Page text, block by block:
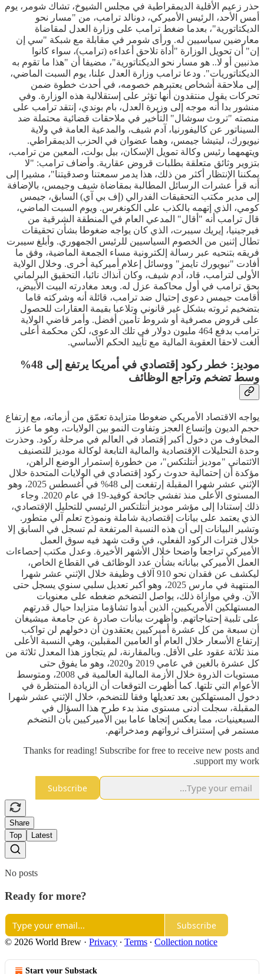
حذر زعيم الأقلية الديمقراطية في مجلس الشيوخ، تشاك شومر، يوم
أمس الأحد، الرئيس الأميركي، دونالد ترامب، من "مسار نحو
الديكتاتورية"، بعدما ضغط ترامب على وزارة العدل لمقاضاة
معارضين سياسيين له. ورأى شومر في مقابلة مع شبكة "سي إن
إن" أن تحويل الوزارة "أداة تلاحق أعداءه (ترامب)، سواء كانوا
مذنبين أو لا.. هو مسار نحو الديكتاتورية"، مضيفا أن "هذا ما تقوم به
الديكتاتوريات". ودعا ترامب وزارة العدل علنا، يوم السبت الماضي،
إلى ملاحقة أشخاص يعتبرهم خصومه، في أحدث خطوة ضمن
تحركات يقول منتقدون أنها تؤثر على إستقلالية هذه الوزارة. وفي
منشور بدا أنه موجه إلى وزيرة العدل، بام بوندي، إنتقد ترامب على
منصته "تروث سوشال" التأخير في ملاحقات قضائية محتملة ضد
السيناتور عن كاليفورنيا، آدم شيف، والمدعية العامة في ولاية
نيويورك، ليتيشا جيمس، وهما عضوان في الحزب الديمقراطي.
ويتهمهما رئيس وكالة تمويل الإسكان، بيل بولت، المعين من ترامب،
بتزوير وثائق متعلقة بطلبات قروض عقارية. وأضاف ترامب: "لا
يمكننا الإنتظار أكثر من ذلك، هذا يدمر سمعتنا وصدقيتنا"، مشيرا إلى
أنه قرأ عشرات الرسائل المطالبة بمقاضاة شيف وجيمس، بالإضافة
إلى مدير مكتب التحقيقات الفدرالي (إف بي آي) السابق، جيمس
كومي، الذي إتهمه بالكذب على الكونغرس. ويوم السبت الماضي،
قال ترامب أنه "أقال" المدعي العام في المنطقة الشرقية من
فيرجينيا، إيريك سيبرت، الذي كان يواجه ضغوطا بشأن تحقيقات
تطال إثنين من الخصوم السياسيين للرئيس الجمهوري. وأبلغ سيبرت
فريقه بتنحيه عبر رسالة إلكترونية مساء الجمعة الماضية، وفق ما
أفادت "نيويورك تايمز" ووسائل إعلام أميركية أخرى. وخلال الولاية
الأولى لترامب، قاد، آدم شيف، وكان آنذاك نائبا، التحقيق البرلماني
بحق ترامب في أول محاكمة عزل له. وبعد مغادرته البيت الأبيض،
أقامت جيمس دعوى إحتيال ضد ترامب، قائلة أنه وشركته قاما
بتضخيم ثروته بشكل غير قانوني وتلاعبا بقيمة العقارات للحصول
على قروض مصرفية أو شروط تأمين أفضل. وأمر قاضي الولاية
ترامب بدفع 464 مليون دولار في تلك الدعوى، لكن محكمة أعلى
ألغت لاحقا العقوبة المالية مع تأييد الحكم الأساسي.
موديز: خطر ركود إقتصادي في أمريكا يرتفع إلى 48%
وسط تضخم وتراجع الوظائف
يواجه الاقتصاد الأمريكي ضغوطا متزايدة تعمّق من أزماته، مع إرتفاع
حجم الديون وإتساع العجز وتفاوت النمو بين الولايات، وهو ما عزز
المخاوف من دخول أكبر إقتصاد في العالم في مرحلة ركود. وحذرت
وحدة التحليلات الإقتصادية والمالية التابعة لوكالة موديز للتصنيف
الائتماني "موديز أنتلتكس"، من خطورة إستمرار الوضع الراهن،
مؤكدة أن إحتمالية حدوث ركود إقتصادي في الولايات المتحدة خلال
الإثني عشر شهرا المقبلة إرتفعت إلى 48% في أغسطس 2025، وهو
المستوى الأعلى منذ تفشي جائحة كوفيد-19 في عام 2020. وجاء
ذلك إستنادا إلى مؤشر موديز أنتلتكس الرئيسي للتحليل الإقتصادي،
الذي يعتمد على بيانات إقتصادية شاملة ونموذج تعلم آلي متطور.
وتشير البيانات إلى أن هذه النسبة المرتفعة لم تسجل في السابق إلا
خلال فترات الركود الفعلي، في وقت شهد فيه سوق العمل
الأميركي تراجعا واضحا خلال الأشهر الأخيرة. وعدل مكتب إحصاءات
العمل الأميركي بياناته بشأن عدد الوظائف في القطاع الخاص،
ليكشف عن فقدان نحو 910 آلاف وظيفة خلال الإثني عشر شهرا
المنتهية في مارس 2025، وهو أكبر تعديل سلبي سنوي يسجل حتى
الآن. وفي موازاة ذلك، يواصل التضخم ضغطه على معنويات
المستهلكين الأمريكيين، الذين أبدوا تشاؤما متزايدا حيال قدرتهم
على تلبية إحتياجاتهم. وأظهرت بيانات صادرة عن جامعة ميشيغان
أن سبعة من كل عشرة أميركيين يعتقدون أن دخولهم لن تواكب
إرتفاع الأسعار خلال العام أو العامين المقبلين، وهي النسبة الأعلى
منذ ثلاثة عقود على الأقل. وبالمقارنة، لم يتجاوز هذا المعدل ثلاثة من
كل عشرة بالغين في عامي 2019 و2020، وهو ما يفوق حتى
مستويات الذروة خلال الأزمة المالية العالمية في 2008، ومتوسط
الأعوام التي تلتها. كما أظهرت التوقعات أن الزيادة المنتظرة في
دخول المستهلكين بعد تعديلها وفقا للتضخم، خلال الإثني عشر شهرا
المقبلة، سجلت أدنى مستوى منذ بدء طرح هذا السؤال في
السبعينيات، مما يعكس إتجاها عاما بين الأميركيين بأن التضخم
مستمر في إستنزاف ثرواتهم ومدخراتهم.
Thanks for reading! Subscribe for free to receive new posts and
support my work.
Subscribe
Share
Top
Latest
No posts
Ready for more?
Subscribe
© 2026 World Brew · Privacy ∙ Terms ∙ Collection notice
Start your Substack